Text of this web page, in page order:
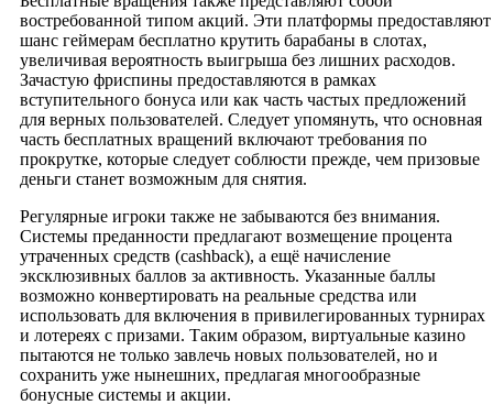
востребованной типом акций. Эти платформы предоставляют
шанс геймерам бесплатно крутить барабаны в слотах,
увеличивая вероятность выигрыша без лишних расходов.
Зачастую фриспины предоставляются в рамках
вступительного бонуса или как часть частых предложений
для верных пользователей. Следует упомянуть, что основная
часть бесплатных вращений включают требования по
прокрутке, которые следует соблюсти прежде, чем призовые
деньги станет возможным для снятия.
Регулярные игроки также не забываются без внимания.
Системы преданности предлагают возмещение процента
утраченных средств (cashback), а ещё начисление
эксклюзивных баллов за активность. Указанные баллы
возможно конвертировать на реальные средства или
использовать для включения в привилегированных турнирах
и лотереях с призами. Таким образом, виртуальные казино
пытаются не только завлечь новых пользователей, но и
сохранить уже нынешних, предлагая многообразные
бонусные системы и акции.